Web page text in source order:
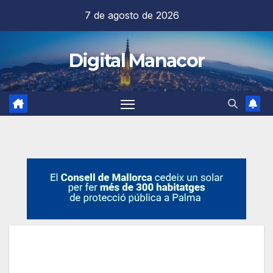
contenido
7 de agosto de 2026
Digital Manacor